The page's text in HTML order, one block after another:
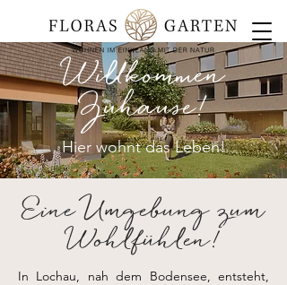
Willkommen
Zuhause!
Hier wohnt das Leben!
Eine Umgebung zum
Wohlfühlen!
In Lochau, nah dem Bodensee, entsteht,